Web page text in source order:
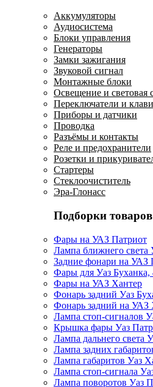
Аккумуляторы
Аудиосистема
Блоки управления
Генераторы
Замки зажигания
Звуковой сигнал
Монтажные блоки
Освещение и световая
Переключатели и
Приборы и датчики
Проводка
Разъёмы и контакты
Реле и предохранители
Розетки и
Стартеры
Стеклоочиститель
Эра-Глонасс
Подборки
Фары на УАЗ Патриот
Лампа ближнего света
Задние фонари на УАЗ
Фары для Уаз Буханка,
Фары на УАЗ Хантер
Фонарь задний Уаз
Фонарь задний на УАЗ
Лампа стоп-сигналов
Крышка фары Уаз
Лампа дальнего света
Лампа задних
Лампа габаритов Уаз
Лампа стоп-сигнала
Лампа поворотов Уаз